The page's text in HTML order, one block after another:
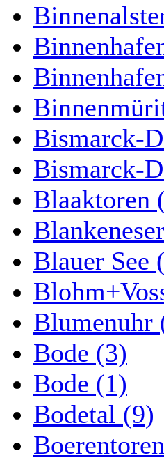
Bismarck-
Bismarck-
Blaaktoren
Blauer See
Blumenuhr
Bode (3)
Bode (1)
Bodetal (9)